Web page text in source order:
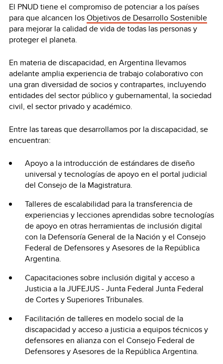
El PNUD tiene el compromiso de potenciar a los países
para que alcancen losObjetivos de Desarrollo Sostenible
para mejorar la calidad de vida de todas las personas y
proteger el planeta.
En materia de discapacidad, en Argentina llevamos
adelante amplia experiencia de trabajo colaborativo con
una gran diversidad de socios y contrapartes, incluyendo
entidades del sector público y gubernamental, la sociedad
civil, el sector privado y académico.
Entre las tareas que desarrollamos por la discapacidad, se
encuentran:
Apoyo a la introducción de estándares de diseño
universal y tecnologías de apoyo en el portal judicial
del Consejo de la Magistratura.
Talleres de escalabilidad para la transferencia de
experiencias y lecciones aprendidas sobre tecnologías
de apoyo en otras herramientas de inclusión digital
con la Defensoría General de la Nación y el Consejo
Federal de Defensores y Asesores de la República
Argentina.
Capacitaciones sobre inclusión digital y acceso a
Justicia a la JUFEJUS - Junta Federal Junta Federal
de Cortes y Superiores Tribunales.
Facilitación de talleres en modelo social de la
discapacidad y acceso a justicia a equipos técnicos y
defensores en alianza con el Consejo Federal de
Defensores y Asesores de la República Argentina.